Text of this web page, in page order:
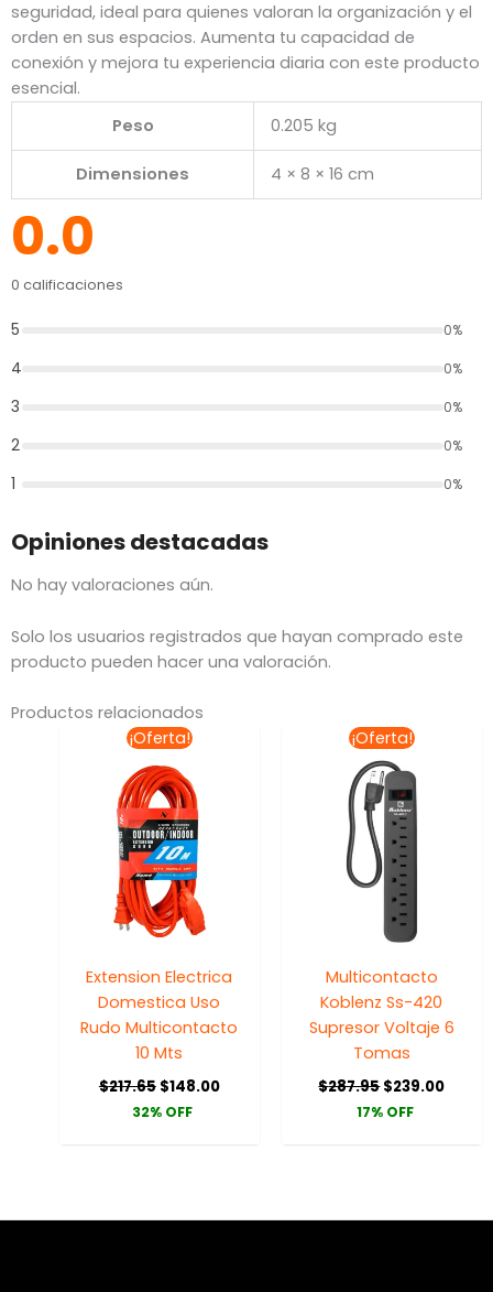
seguridad, ideal para quienes valoran la organización y el
orden en sus espacios. Aumenta tu capacidad de
conexión y mejora tu experiencia diaria con este producto
esencial.
Peso
0.205 kg
Dimensiones 4 × 8 × 16 cm
0.0
0 calificaciones
5 0%
4 0%
3 0%
2 0%
1 0%
Opiniones destacadas
No hay valoraciones aún.
Solo los usuarios registrados que hayan comprado este
producto pueden hacer una valoración.
Productos relacionados
¡Oferta!
Extension Electrica
Domestica Uso
Rudo Multicontacto
10 Mts
$217.65
El
precio
original
era:
$217.65.
$148.00
32% OFF
¡Oferta!
Multicontacto
Koblenz Ss-420
Supresor Voltaje 6
Tomas
$287.95
El
precio
original
era:
$287.95.
$239.00
17% OFF